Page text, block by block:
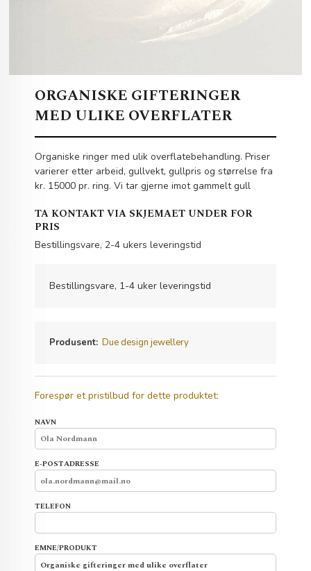
ORGANISKE GIFTERINGER
MED ULIKE OVERFLATER
Organiske ringer med ulik overflatebehandling. Priser
varierer etter arbeid, gullvekt, gullpris og størrelse fra
kr. 15000 pr. ring. Vi tar gjerne imot gammelt gull
TA KONTAKT VIA SKJEMAET UNDER FOR
PRIS
Bestillingsvare, 2-4 ukers leveringstid
Bestillingsvare, 1-4 uker leveringstid
Produsent: Due design jewellery
Forespør et pristilbud for dette produktet:
NAVN
E-POSTADRESSE
TELEFON
EMNE/PRODUKT